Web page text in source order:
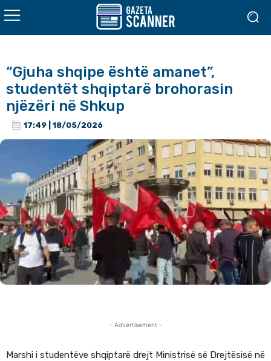
“Gjuha shqipe është amanet”,
studentët shqiptarë brohorasin
njëzëri në Shkup
17:49 | 18/05/2026
- Advertisement -
Marshi i studentëve shqiptarë drejt Ministrisë së Drejtësisë në